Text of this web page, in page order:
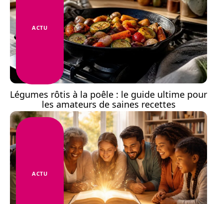
ACTU
Légumes rôtis à la poêle : le guide ultime pour
les amateurs de saines recettes
ACTU